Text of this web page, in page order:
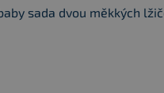
sada dvou měkkých